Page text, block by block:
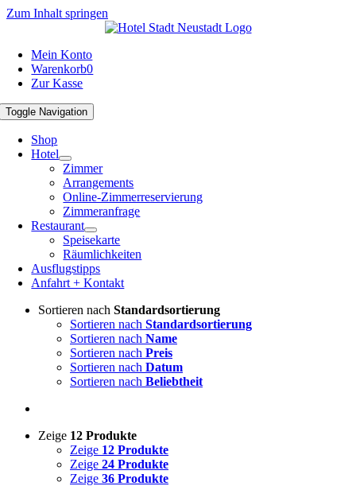
Zum Inhalt springen
Mein Konto
Warenkorb0
Zur Kasse
Toggle Navigation
Shop
Hotel
Zimmer
Arrangements
Online-Zimmerreservierung
Zimmeranfrage
Restaurant
Speisekarte
Räumlichkeiten
Ausflugstipps
Anfahrt + Kontakt
Sortieren nach Standardsortierung
Sortieren nach Standardsortierung
Sortieren nach Name
Sortieren nach Preis
Sortieren nach Datum
Sortieren nach Beliebtheit
Zeige 12 Produkte
Zeige 12 Produkte
Zeige 24 Produkte
Zeige 36 Produkte